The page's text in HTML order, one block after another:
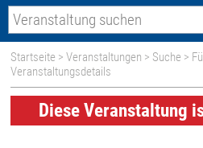
Startseite >Veranstaltungen > Suche >
Veranstaltungsdetails
Diese Veranstaltung